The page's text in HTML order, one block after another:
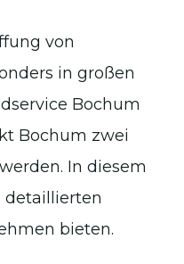
von
in großen
Bochum
Bochum zwei
In diesem
detaillierten
bieten.